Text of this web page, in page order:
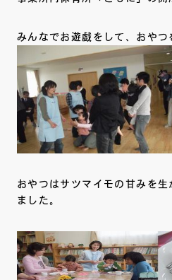
みんなでお遊戯をして、おやつ
おやつはサツマイモの甘みを
ました。